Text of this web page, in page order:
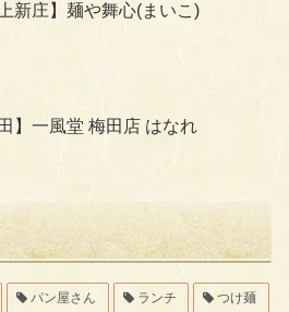
新庄】麺や舞心(まいこ)
】一風堂 梅田店 はなれ
パン屋さん ランチ つけ麺